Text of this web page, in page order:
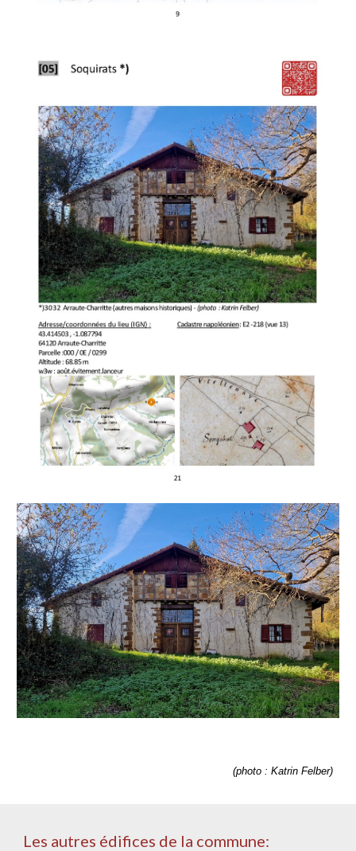
(photo : Katrin Felber)
Les autres édifices de la commune: